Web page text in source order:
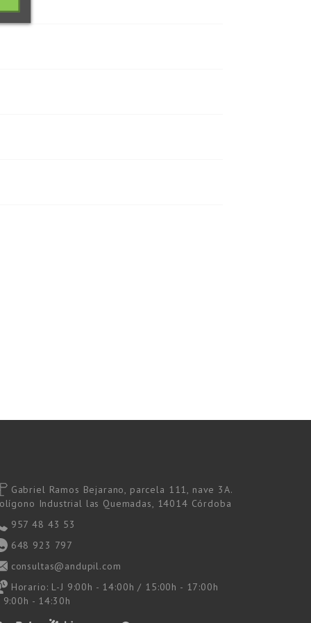
Gabriel Ramos Bejarano, parcela 111, nave 3A.
Industrial las Quemadas, 14014 Córdoba
957 48 43 53
648 923 797
consultas@andupil.com
Horario: L-J 9:00h - 14:00h / 15:00h - 17:00h
9:00h - 14:30h